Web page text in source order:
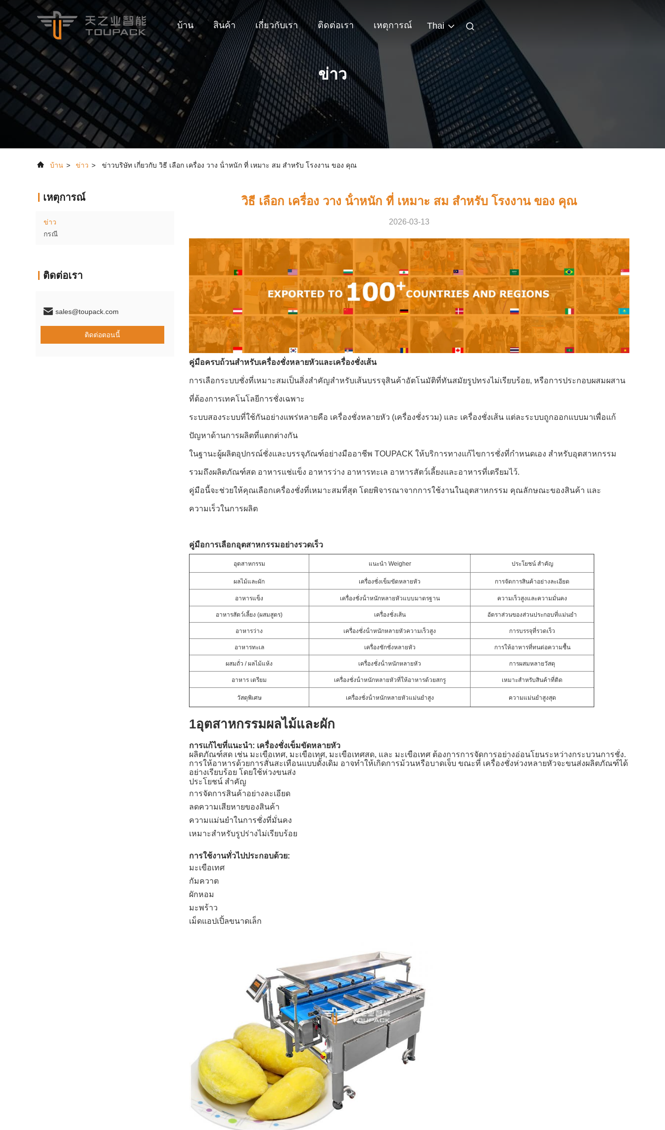
บ้าน สินค้า เกี่ยวกับเรา ติดต่อเรา เหตุการณ์ Thai
ข่าว
บ้าน > ข่าว > ข่าวบริษัท เกี่ยวกับ วิธี เลือก เครื่อง วาง น้ําหนัก ที่ เหมาะ สม สําหรับ โรงงาน ของ คุณ
เหตุการณ์
ข่าว
กรณี
ติดต่อเรา
sales@toupack.com
ติดต่อตอนนี้
วิธี เลือก เครื่อง วาง น้ําหนัก ที่ เหมาะ สม สําหรับ โรงงาน ของ คุณ
2026-03-13
คู่มือครบถ้วนสําหรับเครื่องชั่งหลายหัวและเครื่องชั่งเส้น
การเลือกระบบชั่งที่เหมาะสมเป็นสิ่งสําคัญสําหรับเส้นบรรจุสินค้าอัตโนมัติที่ทันสมัยรูปทรงไม่เรียบร้อย, หรือการประกอบผสมผสาน
ที่ต้องการเทคโนโลยีการชั่งเฉพาะ
ระบบสองระบบที่ใช้กันอย่างแพร่หลายคือ เครื่องชั่งหลายหัว (เครื่องชั่งรวม) และ เครื่องชั่งเส้น แต่ละระบบถูกออกแบบมาเพื่อแก้
ปัญหาด้านการผลิตที่แตกต่างกัน
ในฐานะผู้ผลิตอุปกรณ์ชั่งและบรรจุภัณฑ์อย่างมืออาชีพ TOUPACK ให้บริการทางแก้ไขการชั่งที่กําหนดเอง สําหรับอุตสาหกรรม
รวมถึงผลิตภัณฑ์สด อาหารแช่แข็ง อาหารว่าง อาหารทะเล อาหารสัตว์เลี้ยงและอาหารที่เตรียมไว้.
คู่มือนี้จะช่วยให้คุณเลือกเครื่องชั่งที่เหมาะสมที่สุด โดยพิจารณาจากการใช้งานในอุตสาหกรรม คุณลักษณะของสินค้า และ
ความเร็วในการผลิต
คู่มือการเลือกอุตสาหกรรมอย่างรวดเร็ว
อุตสาหกรรม แนะนํา Weigher ประโยชน์ สําคัญ
ผลไม้และผัก เครื่องชั่งเข็มขัดหลายหัว การจัดการสินค้าอย่างละเอียด
อาหารแข็ง เครื่องชั่งน้ําหนักหลายหัวแบบมาตรฐาน ความเร็วสูงและความมั่นคง
อาหารสัตว์เลี้ยง (ผสมสูตร) เครื่องชั่งเส้น อัตราส่วนของส่วนประกอบที่แม่นยํา
อาหารว่าง เครื่องชั่งน้ําหนักหลายหัวความเร็วสูง การบรรจุที่รวดเร็ว
อาหารทะเล เครื่องชักชั่งหลายหัว การให้อาหารที่ทนต่อความชื้น
ผสมถั่ว / ผลไม้แห้ง เครื่องชั่งน้ําหนักหลายหัว การผสมหลายวัสดุ
อาหาร เตรียม เครื่องชั่งน้ําหนักหลายหัวที่ให้อาหารด้วยสกรู เหมาะสําหรับสินค้าที่ติด
วัสดุพิเศษ เครื่องชั่งน้ําหนักหลายหัวแม่นยําสูง ความแม่นยําสูงสุด
1อุตสาหกรรมผลไม้และผัก
การแก้ไขที่แนะนํา: เครื่องชั่งเข็มขัดหลายหัว
ผลิตภัณฑ์สด เช่น มะเขือเทศ, มะเขือเทศ, มะเขือเทศสด, และ มะเขือเทศ ต้องการการจัดการอย่างอ่อนโยนระหว่างกระบวนการชั่ง.
การให้อาหารด้วยการสั่นสะเทือนแบบดั้งเดิม อาจทําให้เกิดการม้วนหรือบาดเจ็บ ขณะที่ เครื่องชั่งห่วงหลายหัวจะขนส่งผลิตภัณฑ์ได้
อย่างเรียบร้อย โดยใช้ห่วงขนส่ง
ประโยชน์ สําคัญ
การจัดการสินค้าอย่างละเอียด
ลดความเสียหายของสินค้า
ความแม่นยําในการชั่งที่มั่นคง
เหมาะสําหรับรูปร่างไม่เรียบร้อย
การใช้งานทั่วไปประกอบด้วย:
มะเขือเทศ
กัมควาต
ผักหอม
มะพร้าว
เม็ดแอปเปิ้ลขนาดเล็ก